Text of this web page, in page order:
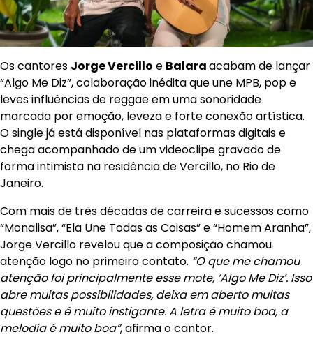
Os cantores Jorge Vercillo e Balaraacabam de lançar
“Algo Me Diz”, colaboração inédita que une MPB, pop e
leves influências de reggae em uma sonoridade
marcada por emoção, leveza e forte conexão artística.
O single já está disponível nas plataformas digitais e
chega acompanhado de um videoclipe gravado de
forma intimista na residência de Vercillo, no Rio de
Janeiro.
Com mais de três décadas de carreira e sucessos como
“Monalisa”, “Ela Une Todas as Coisas” e “Homem Aranha”,
Jorge Vercillo revelou que a composição chamou
atenção logo no primeiro contato. “O que me chamou
atenção foi principalmente esse mote, ‘Algo Me Diz’. Isso
abre muitas possibilidades, deixa em aberto muitas
questões e é muito instigante. A letra é muito boa, a
melodia é muito boa”, afirma o cantor.